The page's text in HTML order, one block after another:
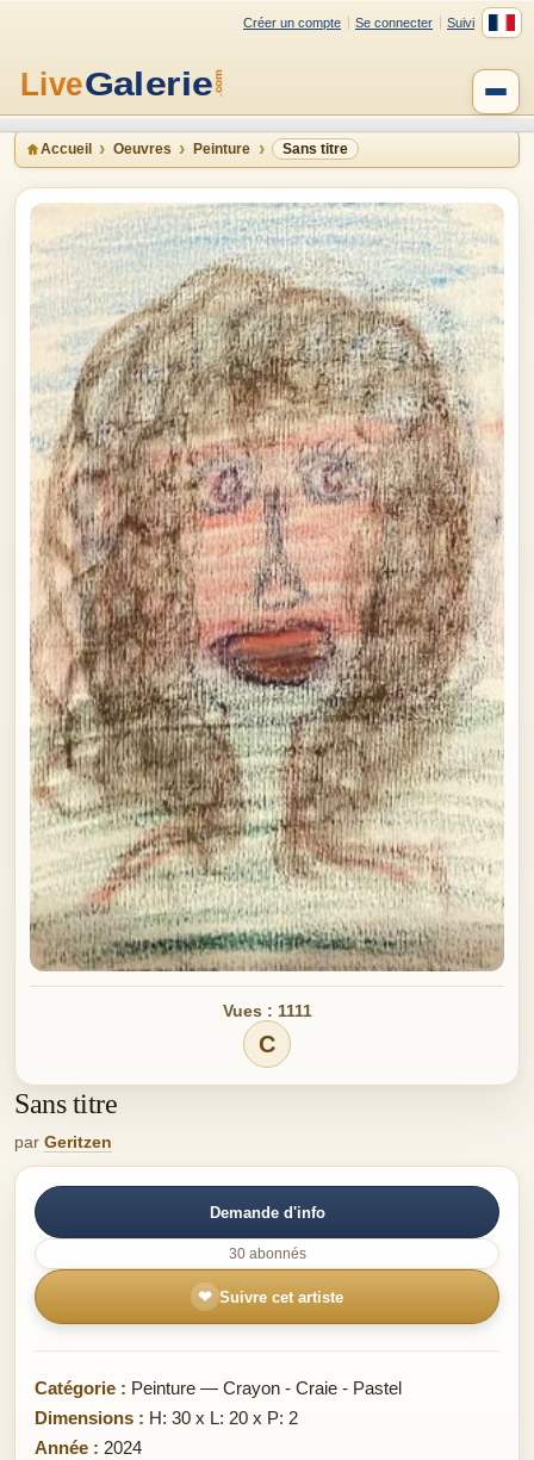
Créer un compte Se connecter Suivi
Accueil Oeuvres Peinture Sans titre
Vues : 1111
C
Sans titre
par Geritzen
Demande d'info
30 abonnés
❤ Suivre cet artiste
Catégorie : Peinture — Crayon - Craie - Pastel
Dimensions : H: 30 x L: 20 x P: 2
Année : 2024